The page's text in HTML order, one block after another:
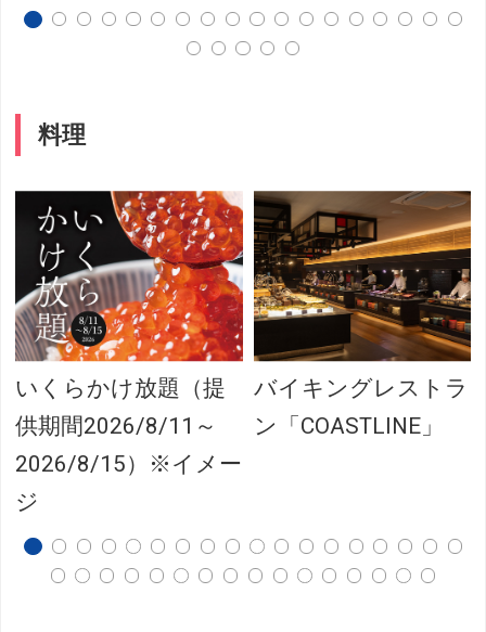
料理
いくらかけ放題（提
供期間2026/8/11～
2026/8/15）※イメー
ジ
バイキングレストラ
ン「COASTLINE」